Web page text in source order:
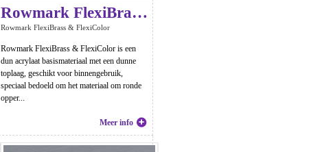
Rowmark FlexiBrass & FlexiColor
Rowmark FlexiBrass & FlexiColor
Rowmark FlexiBrass & FlexiColor is een
dun acrylaat basismateriaal met een dunne
toplaag, geschikt voor binnengebruik,
speciaal bedoeld om het materiaal om ronde
opper...
Meer info